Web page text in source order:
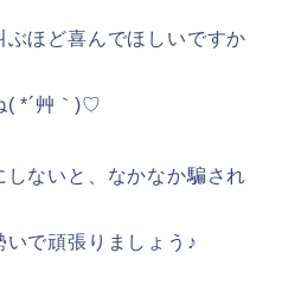
ほど喜んでほしいですか
( *´艸｀)♡
ないと、なかなか騙され
で頑張りましょう♪